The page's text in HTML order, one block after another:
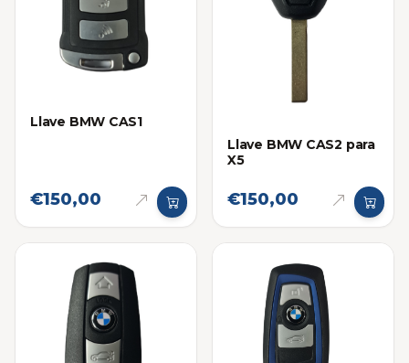
Llave BMW CAS1
€150,00
Llave BMW CAS2 para
X5
€150,00